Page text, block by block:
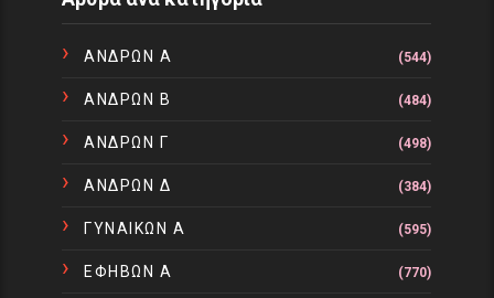
ΑΝΔΡΩΝ Α (544)
ΑΝΔΡΩΝ Β (484)
ΑΝΔΡΩΝ Γ (498)
ΑΝΔΡΩΝ Δ (384)
ΓΥΝΑΙΚΩΝ Α (595)
ΕΦΗΒΩΝ Α (770)